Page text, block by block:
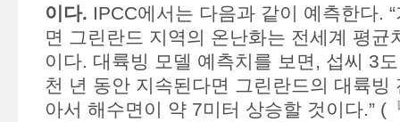
이다. IPCC에서는 다음과 같이 예측한다.
면 그린란드 지역의 온난화는 전세계 평균
이다. 대륙빙 모델 예측치를 보면, 섭씨 3
천 년 동안 지속된다면 그린란드의 대륙빙
아서 해수면이 약 7미터 상승할 것이다.” (